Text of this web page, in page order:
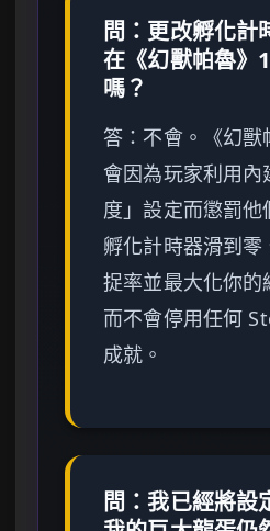
問：更改孵化計
在《幻獸帕魯》
嗎？
答：不會。《幻獸
會因為玩家利用內
度」設定而懲罰
孵化計時器滑到零
捉率並最大化你的
而不會停用任何
成就。
問：我已經將設